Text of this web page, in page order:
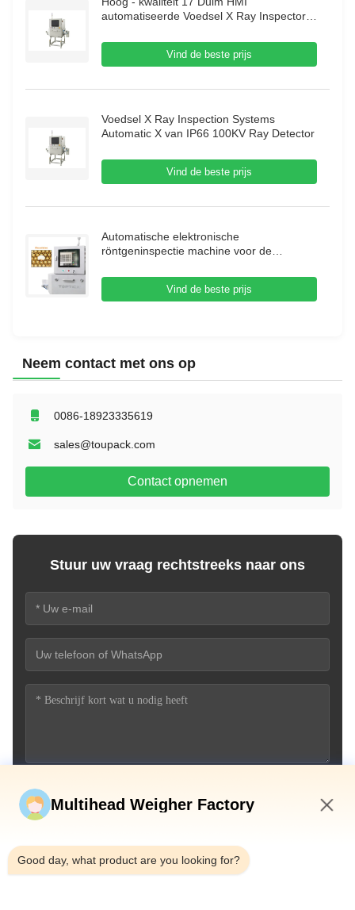
automatiseerde Voedsel X Ray Inspector
Vind de beste prijs
Voedsel X Ray Inspection Systems
Automatic X van IP66 100KV Ray Detector
Vind de beste prijs
Automatische elektronische
röntgeninspectie machine voor de
röntgeninspectiesysteem
Vind de beste prijs
Neem contact met ons op
0086-18923335619
sales@toupack.com
Contact opnemen
Stuur uw vraag rechtstreeks naar ons
Multihead Weigher Factory
Good day, what product are you looking for?